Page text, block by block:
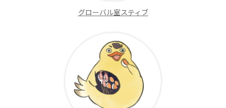
グローバル室スティブ